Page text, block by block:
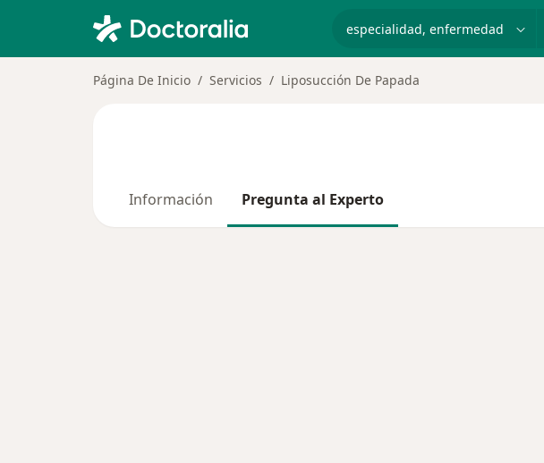
Página De Inicio Servicios Liposucción De Papada
Información Pregunta al Experto